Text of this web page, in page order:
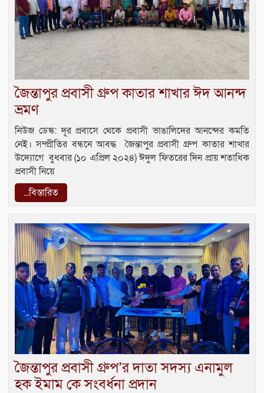
জৈন্তাপুর প্রবাসী গ্রুপ কাতার শাখার ঈদ আনন্দ
ভ্রমণ
নিউজ ডেস্ক: দূর প্রবাসে থেকে প্রবাসী ভাঙালিদের আনন্দের কমতি
নেই। সম্প্রীতির বন্ধনে আবদ্ধ জৈন্তাপুর প্রবাসী গ্রুপ কাতার শাখার
উদ্যোগে বুধবার (১০ এপ্রিল ২০২৪) ঈদুল ফিতরের দিন প্রায় শতাধিক
প্রবাসী নিয়ে
...বিস্তারিত
জৈন্তাপুর প্রবাসী গ্রুপ’র দাতা সদস্য এনামুল
হক ইমাম কে সংবর্ধনা প্রদান